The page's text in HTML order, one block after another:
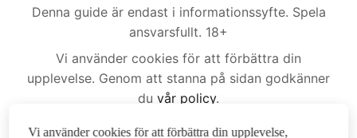
Denna guide är endast i informationssyfte. Spela
ansvarsfullt. 18+
Vi använder cookies för att förbättra din
upplevelse. Genom att stanna på sidan godkänner
du vår policy.
Denna sida innehåller affiliatelänkar. Vi kan få en
Vi använder cookies för att förbättra din upplevelse,